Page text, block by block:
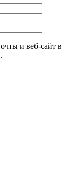
и веб-сайт в